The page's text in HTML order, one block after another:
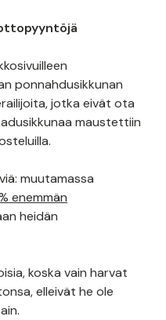
ponnahdusikkunan
jotka eivät ota
maustettiin
muutamassa
enemmän
heidän
koska vain harvat
elleivät he ole